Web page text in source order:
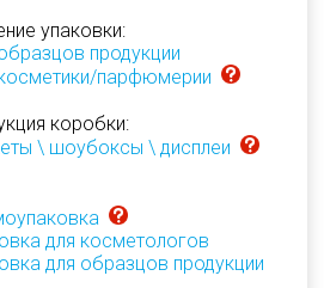
упаковки:
продукции
парфюмерии
коробки:
\ шоубоксы \ дисплеи
для косметологов
для образцов продукции